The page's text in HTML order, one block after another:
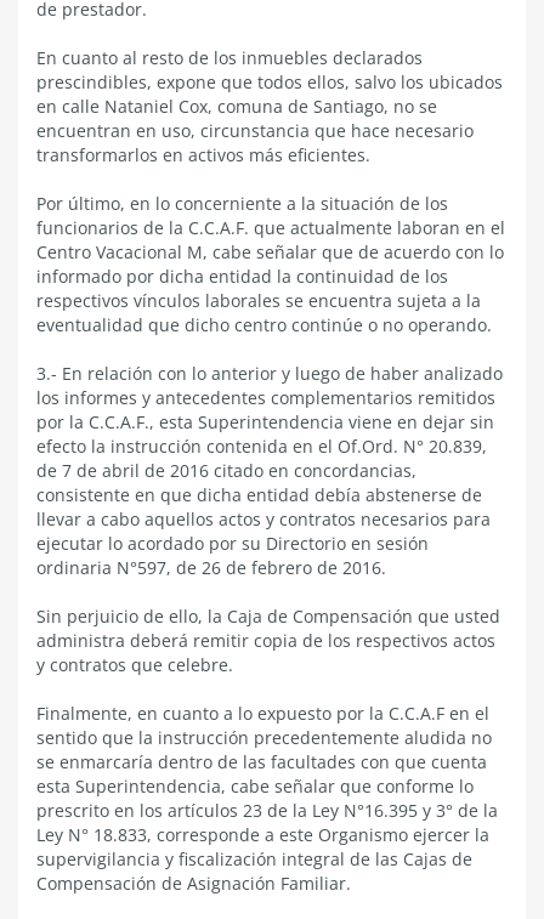
de prestador.
En cuanto al resto de los inmuebles declarados
prescindibles, expone que todos ellos, salvo los ubicados
en calle Nataniel Cox, comuna de Santiago, no se
encuentran en uso, circunstancia que hace necesario
transformarlos en activos más eficientes.
Por último, en lo concerniente a la situación de los
funcionarios de la C.C.A.F. que actualmente laboran en el
Centro Vacacional M, cabe señalar que de acuerdo con lo
informado por dicha entidad la continuidad de los
respectivos vínculos laborales se encuentra sujeta a la
eventualidad que dicho centro continúe o no operando.
3.- En relación con lo anterior y luego de haber analizado
los informes y antecedentes complementarios remitidos
por la C.C.A.F., esta Superintendencia viene en dejar sin
efecto la instrucción contenida en el Of.Ord. N° 20.839,
de 7 de abril de 2016 citado en concordancias,
consistente en que dicha entidad debía abstenerse de
llevar a cabo aquellos actos y contratos necesarios para
ejecutar lo acordado por su Directorio en sesión
ordinaria N°597, de 26 de febrero de 2016.
Sin perjuicio de ello, la Caja de Compensación que usted
administra deberá remitir copia de los respectivos actos
y contratos que celebre.
Finalmente, en cuanto a lo expuesto por la C.C.A.F en el
sentido que la instrucción precedentemente aludida no
se enmarcaría dentro de las facultades con que cuenta
esta Superintendencia, cabe señalar que conforme lo
prescrito en los artículos 23 de la Ley N°16.395 y 3° de la
Ley N° 18.833, corresponde a este Organismo ejercer la
supervigilancia y fiscalización integral de las Cajas de
Compensación de Asignación Familiar.